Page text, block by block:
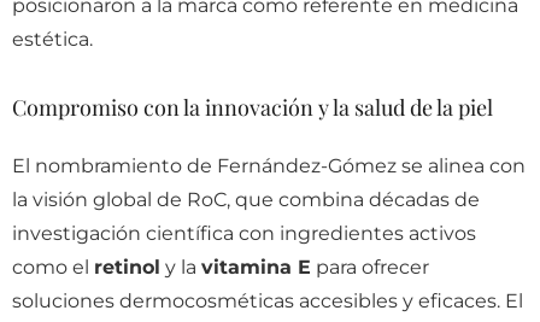
posicionaron a la marca como referente en medicina
estética.
Compromiso con la innovación y la salud de la piel
El nombramiento de Fernández-Gómez se alinea con
la visión global de RoC, que combina décadas de
investigación científica con ingredientes activos
como el retinol y la vitamina E para ofrecer
soluciones dermocosméticas accesibles y eficaces. El